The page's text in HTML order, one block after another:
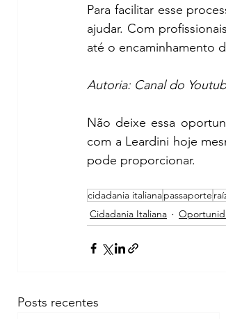
Para facilitar esse
ajudar. Com
até o encaminhamento
Autoria: Canal do
Não deixe essa
com a Leardini hoje
pode proporcionar.
cidadania italianapassaporte
Cidadania Italiana
Posts recentes